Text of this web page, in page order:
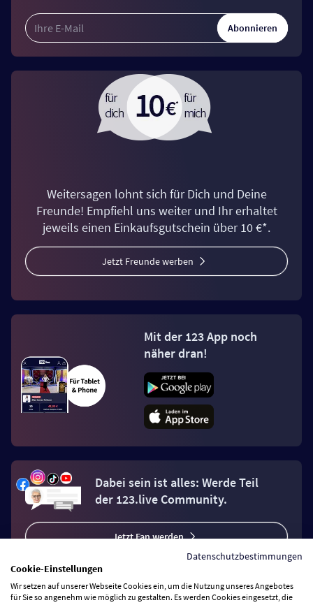
Abonnieren
Weitersagen lohnt sich für Dich und Deine
Freunde! Empfiehl uns weiter und Ihr erhaltet
jeweils einen Einkaufsgutschein über 10 €*.
Jetzt Freunde werben
Mit der 123 App noch
näher dran!
Dabei sein ist alles: Werde Teil
der 123.live Community.
Jetzt Fan werden
Datenschutzbestimmungen
Cookie-Einstellungen
Wir setzen auf unserer Webseite Cookies ein, um die Nutzung unseres Angebotes
für Sie so angenehm wie möglich zu gestalten. Es werden Cookies eingesetzt, die